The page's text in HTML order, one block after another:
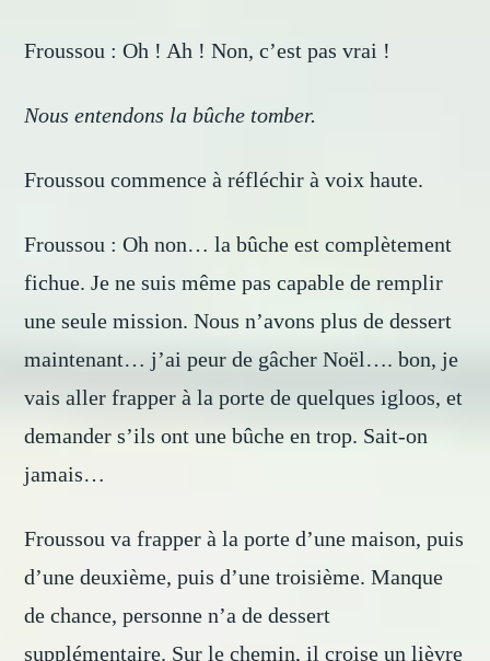
Froussou : Oh ! Ah ! Non, c’est pas vrai !
Nous entendons la bûche tomber.
Froussou commence à réfléchir à voix haute.
Froussou : Oh non… la bûche est complètement
fichue. Je ne suis même pas capable de remplir
une seule mission. Nous n’avons plus de dessert
maintenant… j’ai peur de gâcher Noël…. bon, je
vais aller frapper à la porte de quelques igloos, et
demander s’ils ont une bûche en trop. Sait-on
jamais…
Froussou va frapper à la porte d’une maison, puis
d’une deuxième, puis d’une troisième. Manque
de chance, personne n’a de dessert
supplémentaire. Sur le chemin, il croise un lièvre